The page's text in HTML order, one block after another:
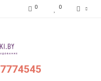
0 0
7774545